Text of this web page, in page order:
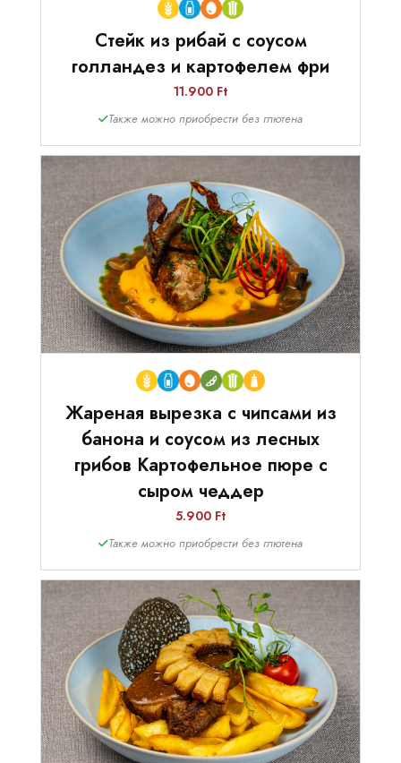
Стейк из рибай с соусом
голландез и картофелем фри
11.900 Ft
Также можно приобрести без глютена
Жареная вырезка с чипсами из
банона и соусом из лесных
грибов Картофельное пюре с
сыром чеддер
5.900 Ft
Также можно приобрести без глютена